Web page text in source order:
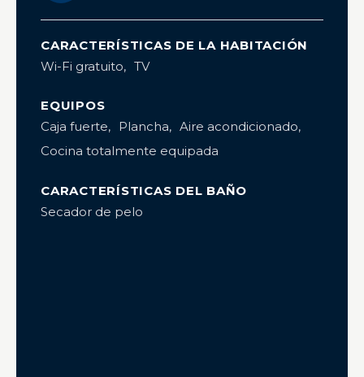
CARACTERÍSTICAS DE LA HABITACIÓN
Wi-Fi gratuito
TV
EQUIPOS
Caja fuerte
Plancha
Aire acondicionado
Cocina totalmente equipada
CARACTERÍSTICAS DEL BAÑO
Secador de pelo